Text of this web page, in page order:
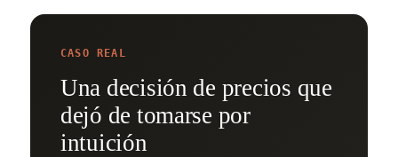
CASO REAL
Una decisión de precios que
dejó de tomarse por
intuición